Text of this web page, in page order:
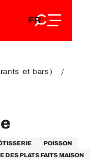
FR
EN
et bars)
POISSON
DES PLATS FAITS MAISON